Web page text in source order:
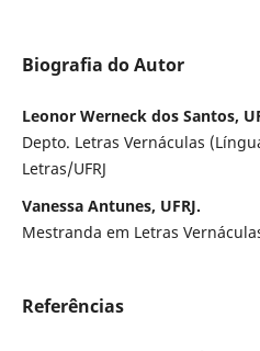
Biografia do Autor
Leonor Werneck dos Santos,
Depto. Letras Vernáculas
Letras/UFRJ
Vanessa Antunes, UFRJ.
Mestranda em Letras
Referências